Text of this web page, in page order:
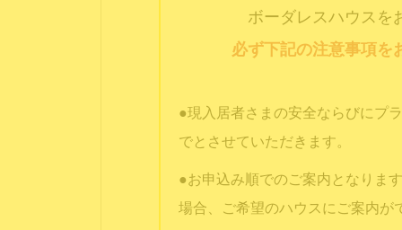
ボーダレスハウスを
必ず下記の注意事項を
●現入居者さまの安全ならびにプ
でとさせていただきます。
●お申込み順でのご案内となりま
場合、ご希望のハウスにご案内が